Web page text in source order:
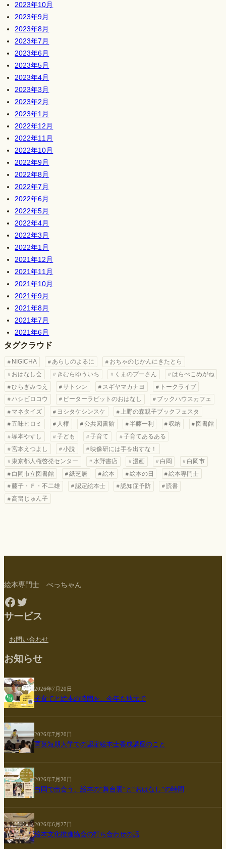
2023年10月
2023年9月
2023年8月
2023年7月
2023年6月
2023年5月
2023年4月
2023年3月
2023年2月
2023年1月
2022年12月
2022年11月
2022年10月
2022年9月
2022年8月
2022年7月
2022年6月
2022年5月
2022年4月
2022年3月
2022年1月
2021年12月
2021年11月
2021年10月
2021年9月
2021年8月
2021年7月
2021年6月
タグクラウド
NIGICHA あらしのよるに
おちゃのじかんにきたとら
おはなし会
きむらゆういち くまのプーさん
はらぺこめがね
ひらぎみつえ
サトシン スギヤマカナヨ
トークライブ
ハシビロコウ
ピーターラビットのおはなし
ブックハウスカフェ
マネタイズ
ヨシタケシンスケ
上野の森親子ブックフェスタ
五味ヒロミ
人権 公共図書館 半藤一利 収納
図書館
塚本やすし
子ども 子育て
子育てあるある
宮本えつよし
小説
映像研には手を出すな！
東京都人権啓発センター
水野書店 漫画 白岡
白岡市
白岡市立図書館
紙芝居 絵本 絵本の日
絵本専門士
藤子・Ｆ・不二雄
認定絵本士 認知症予防
読書
高畠じゅん子
絵本専門士 べっちゃん
Facebook
Twitter
サービス
お問い合わせ
お知らせ
2026年7月20日
子育てと絵本の時間を、今年も地元で
2026年7月20日
育英短期大学での認定絵本士養成講座のこと
2026年7月20日
白岡で出会う、絵本の“舞台裏”と“おはなし”の時間
2026年6月27日
絵本文化推進協会の打ち合わせの話